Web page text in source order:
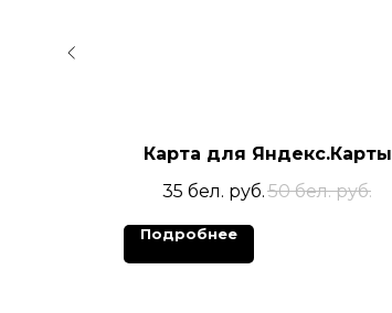
Карта для Яндекс.Карты
35 бел. руб. 50 бел. руб.
Подробнее